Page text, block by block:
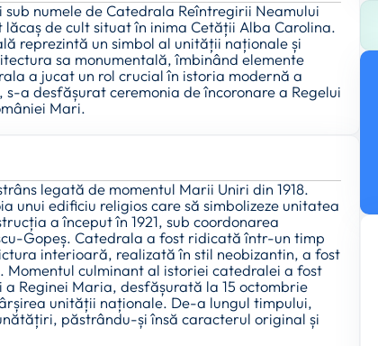
numele de Catedrala Reîntregirii Neamului
de cult situat în inima Cetății Alba Carolina.
reprezintă un simbol al unității naționale și
sa monumentală, îmbinând elemente
a jucat un rol crucial în istoria modernă a
s-a desfășurat ceremonia de încoronare a Regelui
Mari.
legată de momentul Marii Uniri din 1918.
unui edificiu religios care să simbolizeze unitatea
a început în 1921, sub coordonarea
Gopeș. Catedrala a fost ridicată într-un timp
interioară, realizată în stil neobizantin, a fost
Momentul culminant al istoriei catedralei a fost
Reginei Maria, desfășurată la 15 octombrie
unității naționale. De-a lungul timpului,
păstrându-și însă caracterul original și